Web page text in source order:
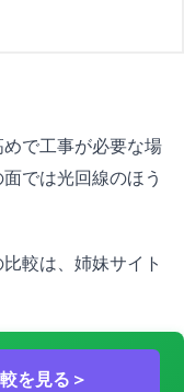
で工事が必要な場
では光回線のほう
較は、姉妹サイト
を見る＞